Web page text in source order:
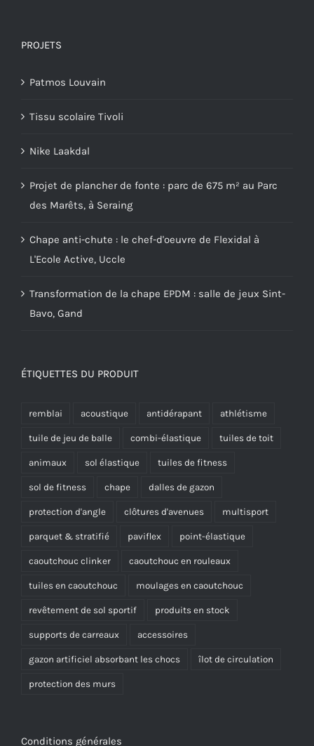
PROJETS
Patmos Louvain
Tissu scolaire Tivoli
Nike Laakdal
Projet de plancher de fonte : parc de 675 m² au Parc
des Marêts, à Seraing
Chape anti-chute : le chef-d'oeuvre de Flexidal à
L'Ecole Active, Uccle
Transformation de la chape EPDM : salle de jeux Sint-
Bavo, Gand
ÉTIQUETTES DU PRODUIT
remblai acoustique antidérapant athlétisme
tuile de jeu de balle combi-élastique tuiles de toit
animaux sol élastique tuiles de fitness
sol de fitness chape dalles de gazon
protection d'angle clôtures d'avenues multisport
parquet & stratifié paviflex point-élastique
caoutchouc clinker caoutchouc en rouleaux
tuiles en caoutchouc moulages en caoutchouc
revêtement de sol sportif produits en stock
supports de carreaux accessoires
gazon artificiel absorbant les chocs îlot de circulation
protection des murs
Conditions générales